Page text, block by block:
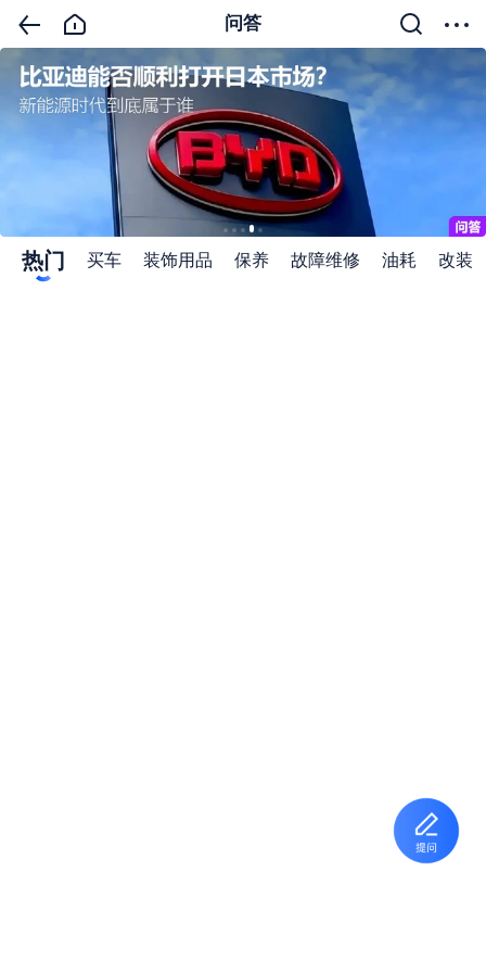
问答
热门 买车 装饰用品 保养 故障维修 油耗 改装